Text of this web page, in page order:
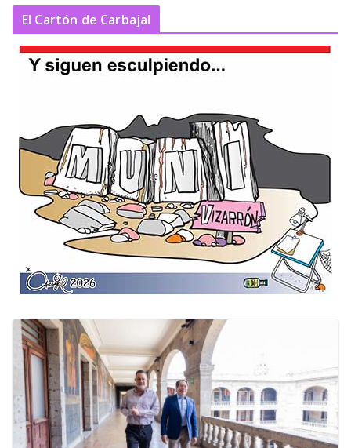
El Cartón de Carbajal